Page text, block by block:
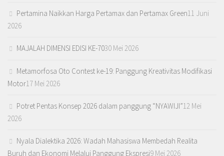
Pertamina Naikkan Harga Pertamax dan Pertamax Green11 Juni
2026
MAJALAH DIMENSI EDISI KE-7030 Mei 2026
Metamorfosa Oto Contest ke-19: Panggung Kreativitas Modifikasi
Motor17 Mei 2026
Potret Pentas Konsep 2026 dalam panggung “NYAWIJI”12 Mei
2026
Nyala Dialektika 2026: Wadah Mahasiswa Membedah Realita
Buruh dan Ekonomi Melalui Panggung Ekspresi9 Mei 2026